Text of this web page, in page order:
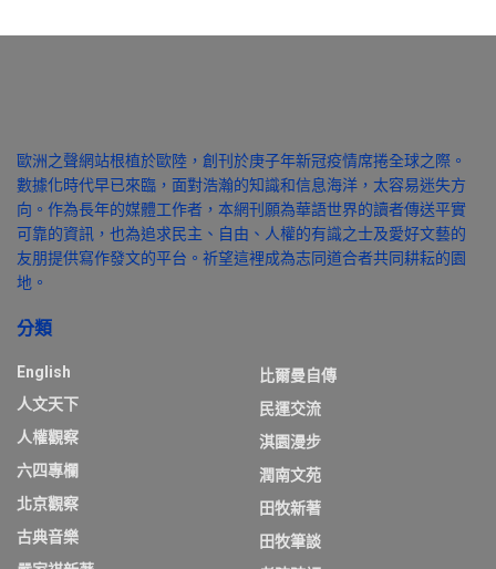
歐洲之聲網站根植於歐陸，創刊於庚子年新冠疫情席捲全球之際。
數據化時代早已來臨，面對浩瀚的知識和信息海洋，太容易迷失方
向。作為長年的媒體工作者，本網刊願為華語世界的讀者傳送平實
可靠的資訊，也為追求民主、自由、人權的有識之士及愛好文藝的
友朋提供寫作發文的平台。祈望這裡成為志同道合者共同耕耘的園
地。
分類
English
人文天下
人權觀察
六四專欄
北京觀察
古典音樂
比爾曼自傳
民運交流
淇園漫步
潤南文苑
田牧新著
田牧筆談